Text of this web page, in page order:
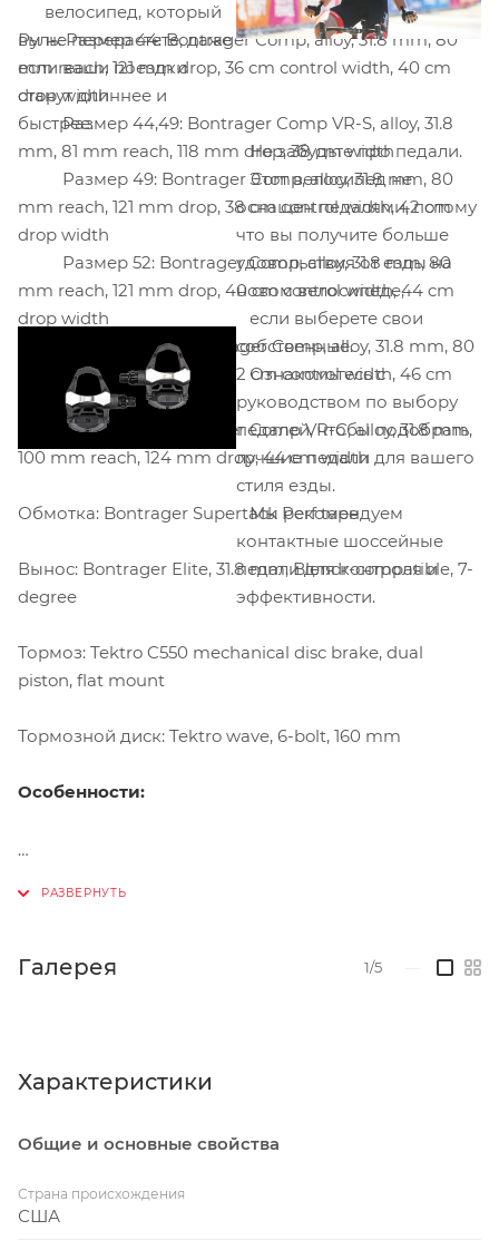
Руль: Размер 44: Bontrager Comp, alloy, 31.8 mm, 80
mm reach, 121 mm drop, 36 cm control width, 40 cm
drop width
Размер 44,49: Bontrager Comp VR-S, alloy, 31.8
mm, 81 mm reach, 118 mm drop, 38 cm width
Размер 49: Bontrager Comp, alloy, 31.8 mm, 80
mm reach, 121 mm drop, 38 cm control width, 42 cm
drop width
Размер 52: Bontrager Comp, alloy, 31.8 mm, 80
mm reach, 121 mm drop, 40 cm control width, 44 cm
drop width
Размер 54,56: Bontrager Comp, alloy, 31.8 mm, 80
mm reach, 121 mm drop, 42 cm control width, 46 cm
drop width
Размер 58: Bontrager Comp VR-C, alloy, 31.8 mm,
100 mm reach, 124 mm drop, 44 cm width
Обмотка: Bontrager Supertack Perf tape
Вынос: Bontrager Elite, 31.8 mm, Blendr-compatible, 7-
degree
Тормоз: Tektro C550 mechanical disc brake, dual
piston, flat mount
Тормозной диск: Tektro wave, 6-bolt, 160 mm
Особенности:
велосипед, который
вы не перерастете, даже
если ваши поездки
станут длиннее и
быстрее.
Не забудьте про педали.
Этот велосипед не
оснащен педалями, потому
что вы получите больше
удовольствия от езды на
новом велосипеде,
если выберете свои
собственные.
Ознакомьтесь с
руководством по выбору
педалей, чтобы подобрать
лучшие педали для вашего
стиля езды.
Мы рекомендуем
контактные шоссейные
педали для контроля и
эффективности.
Галерея 1/5
Характеристики
Общие и основные свойства
Страна происхождения
США